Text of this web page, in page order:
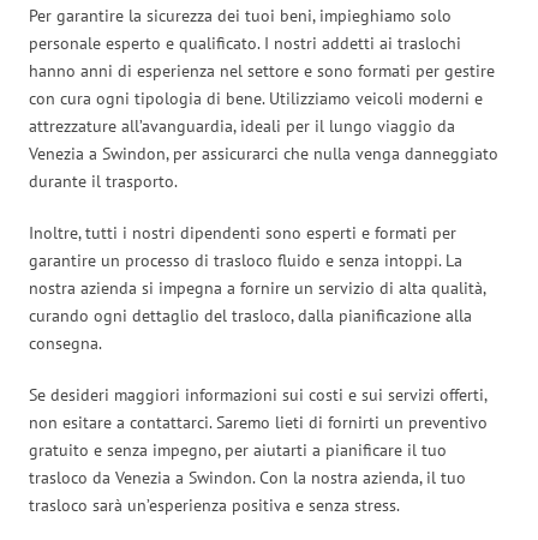
Per garantire la sicurezza dei tuoi beni, impieghiamo solo
personale esperto e qualificato. I nostri addetti ai traslochi
hanno anni di esperienza nel settore e sono formati per gestire
con cura ogni tipologia di bene. Utilizziamo veicoli moderni e
attrezzature all’avanguardia, ideali per il lungo viaggio da
Venezia a Swindon, per assicurarci che nulla venga danneggiato
durante il trasporto.
Inoltre, tutti i nostri dipendenti sono esperti e formati per
garantire un processo di trasloco fluido e senza intoppi. La
nostra azienda si impegna a fornire un servizio di alta qualità,
curando ogni dettaglio del trasloco, dalla pianificazione alla
consegna.
Se desideri maggiori informazioni sui costi e sui servizi offerti,
non esitare a contattarci. Saremo lieti di fornirti un preventivo
gratuito e senza impegno, per aiutarti a pianificare il tuo
trasloco da Venezia a Swindon. Con la nostra azienda, il tuo
trasloco sarà un’esperienza positiva e senza stress.